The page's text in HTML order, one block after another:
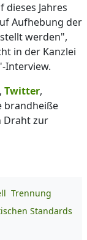
Jahres
Aufhebung der
werden",
in der Kanzlei
Interview.
, Twitter,
brandheiße
Draht zur
Trennung
Standards